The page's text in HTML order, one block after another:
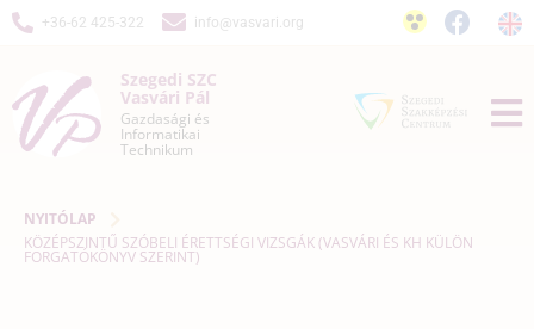
+36-62 425-322 info@vasvari.org
Szegedi SZC
Vasvári Pál
Gazdasági és
Informatikai
Technikum
NYITÓLAP
KÖZÉPSZINTŰ SZÓBELI ÉRETTSÉGI VIZSGÁK (VASVÁRI ÉS KH KÜLÖN
FORGATÓKÖNYV SZERINT)